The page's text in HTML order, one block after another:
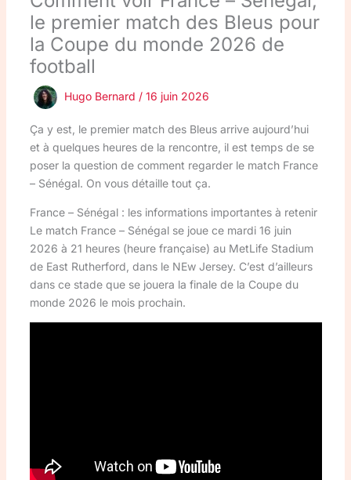
le premier match des Bleus pour
la Coupe du monde 2026 de
football
Hugo Bernard / 16 juin 2026
Ça y est, le premier match des Bleus arrive aujourd’hui
et à quelques heures de la rencontre, il est temps de se
poser la question de comment regarder le match France
– Sénégal. On vous détaille tout ça.
France – Sénégal : les informations importantes à retenir
Le match France – Sénégal se joue ce mardi 16 juin
2026 à 21 heures (heure française) au MetLife Stadium
de East Rutherford, dans le NEw Jersey. C’est d’ailleurs
dans ce stade que se jouera la finale de la Coupe du
monde 2026 le mois prochain.